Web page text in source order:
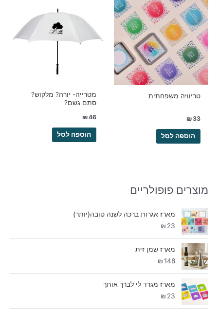
טריוויה משפחתית
₪33
הוספה לסל
מטרייה- יורה? מלקוש?
סתם גשם?
₪46
הוספה לסל
מוצרים פופולריים
מארז אגרות ברכה לשנה טובה(יותר)
₪ 23
מארז שמן זית
₪148
מארז מגרד לי לברך אותך
₪ 23